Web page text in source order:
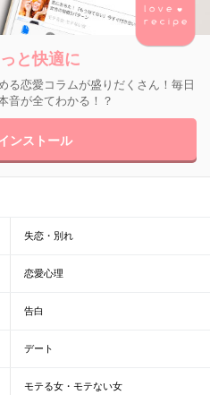
と快適に
る恋愛コラムが盛りだくさん！毎日
音が全てわかる！？
ンストール
失恋・別れ
恋愛心理
告白
デート
モテる女・モテない女